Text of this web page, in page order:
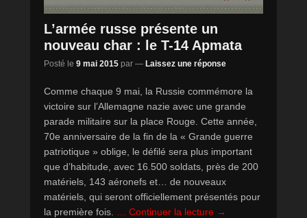
L’armée russe présente un
nouveau char : le T-14 Apmata
Posté le 9 mai 2015 par — Laissez une réponse
Comme chaque 9 mai, la Russie commémore la
victoire sur l’Allemagne nazie avec une grande
parade militaire sur la place Rouge. Cette année,
70e anniversaire de la fin de la « Grande guerre
patriotique » oblige, le défilé sera plus important
que d’habitude, avec 16.500 soldats, près de 200
matériels, 143 aéronefs et… de nouveaux
matériels, qui seront officiellement présentés pour
la première fois.
… Continuer la lecture →